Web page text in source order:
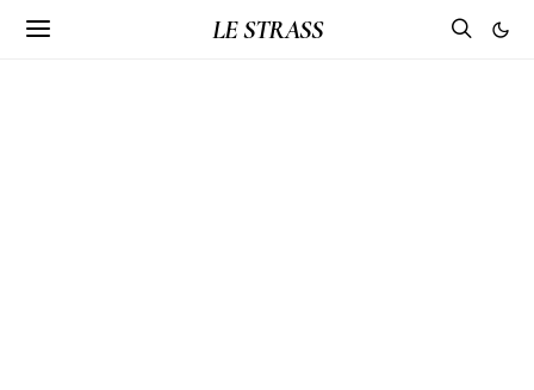
LE STRASS